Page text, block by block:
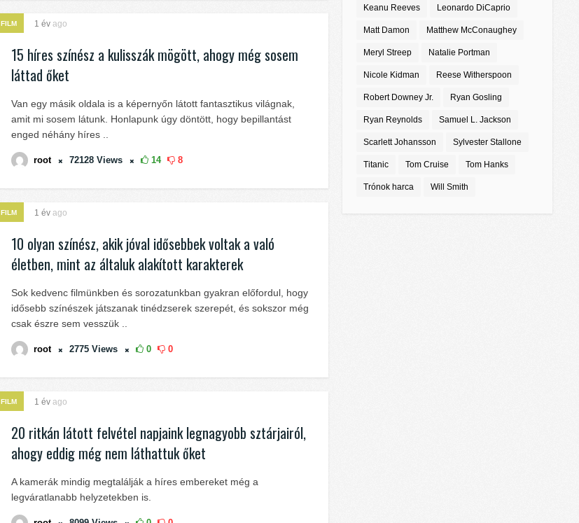
FILM 1 év ago
15 híres színész a kulisszák mögött, ahogy még sosem
láttad őket
Van egy másik oldala is a képernyőn látott fantasztikus világnak,
amit mi sosem látunk. Honlapunk úgy döntött, hogy bepillantást
enged néhány híres ..
root 72128 Views 14 8
FILM 1 év ago
10 olyan színész, akik jóval idősebbek voltak a való
életben, mint az általuk alakított karakterek
Sok kedvenc filmünkben és sorozatunkban gyakran előfordul, hogy
idősebb színészek játszanak tinédzserek szerepét, és sokszor még
csak észre sem vesszük ..
root 2775 Views 0 0
FILM 1 év ago
20 ritkán látott felvétel napjaink legnagyobb sztárjairól,
ahogy eddig még nem láthattuk őket
A kamerák mindig megtalálják a híres embereket még a
legváratlanabb helyzetekben is.
Keanu Reeves Leonardo DiCaprio
Matt Damon Matthew McConaughey
Meryl Streep Natalie Portman
Nicole Kidman Reese Witherspoon
Robert Downey Jr. Ryan Gosling
Ryan Reynolds Samuel L. Jackson
Scarlett Johansson Sylvester Stallone
Titanic Tom Cruise Tom Hanks
Trónok harca Will Smith